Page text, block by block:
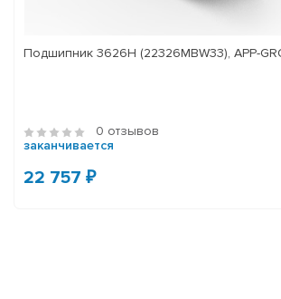
Подшипник 3626Н (22326MBW33), APP-
0 отзывов
заканчивается
22 757 ₽